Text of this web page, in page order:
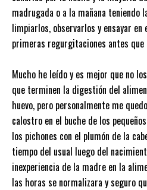
madrugada o a la mañana teniendo
limpiarlos, observarlos y ensayar
primeras regurgitaciones antes que
Mucho he leído y es mejor que no
que terminen la digestión del
huevo, pero personalmente me
calostro en el buche de los
los pichones con el plumón de la
tiempo del usual luego del
inexperiencia de la madre en la
las horas se normalizara y seguro